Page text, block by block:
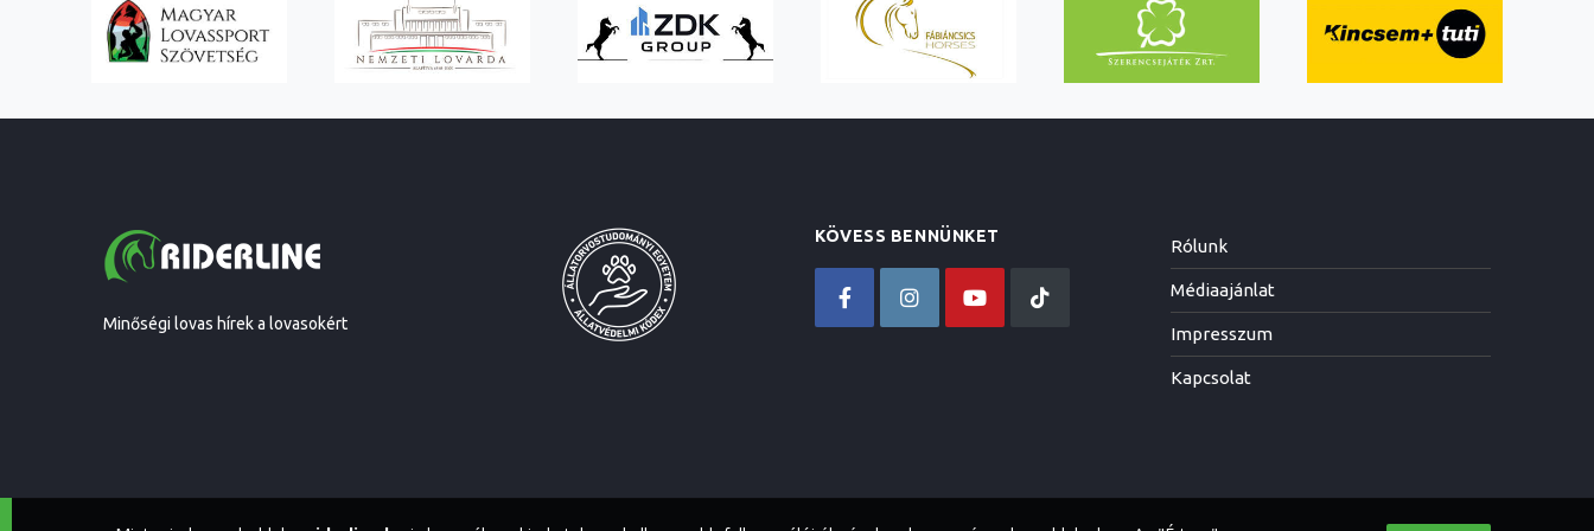
Minőségi lovas hírek a lovasokért
KÖVESS BENNÜNKET Rólunk
Médiaajánlat
Impresszum
Kapcsolat